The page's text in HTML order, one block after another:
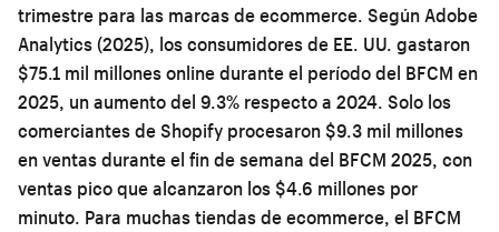
trimestre para las marcas de ecommerce. Según Adobe
Analytics (2025), los consumidores de EE. UU. gastaron
$75.1 mil millones online durante el período del BFCM en
2025, un aumento del 9.3% respecto a 2024. Solo los
comerciantes de Shopify procesaron $9.3 mil millones
en ventas durante el fin de semana del BFCM 2025, con
ventas pico que alcanzaron los $4.6 millones por
minuto. Para muchas tiendas de ecommerce, el BFCM